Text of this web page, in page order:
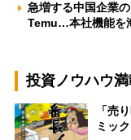
急増する中国企業
Temu…本社機能を
投資ノウハウ満
「売
ミッ